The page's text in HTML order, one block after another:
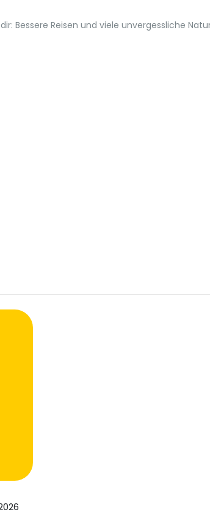
Bessere Reisen und viele unvergessliche